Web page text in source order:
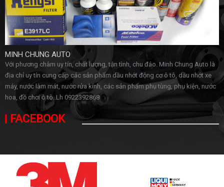
MINH CHUNG AUTO
Với phương châm uy tín, chất lượng, tận tình, chu đáo. Minh Chung Auto là
địa chỉ uy tín cung cấp các sản phẩm dầu nhớt động cơ ô tô, dầu nhớt xe
máy, nước làm mát, nước rửa kính, các sản phẩm phụ tùng, phụ kiện, nước
hoa, đồ chơi ô tô..Lh 0922392868
FACEBOOK